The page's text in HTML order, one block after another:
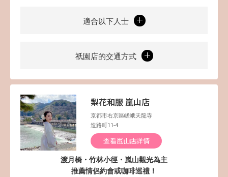
適合以下人士
祇園店的交通方式
梨花和服 嵐山店
京都市右京區嵯峨天龍寺
造路町11-4
查看嵐山店詳情
渡月橋・竹林小徑・嵐山觀光為主
推薦情侶約會或咖啡巡禮！